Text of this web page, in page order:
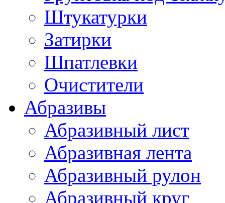
Штукатурки
Затирки
Шпатлевки
Очистители
Абразивы
Абразивный лист
Абразивная лента
Абразивный рулон
Абразивный круг